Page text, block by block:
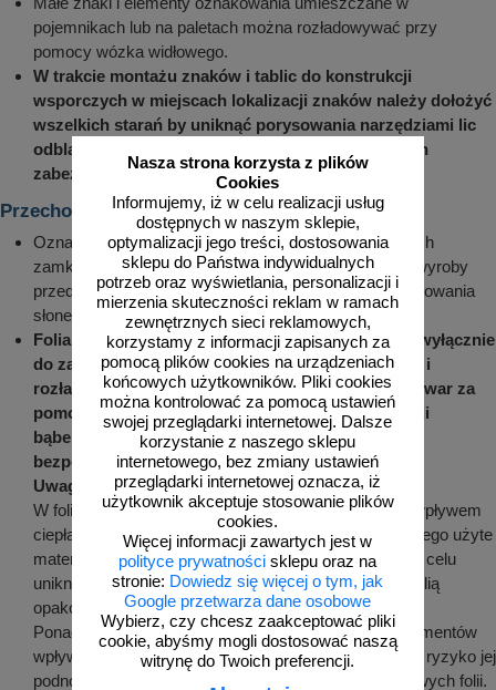
Nasza strona korzysta z plików
Cookies
Informujemy, iż w celu realizacji usług
dostępnych w naszym sklepie,
optymalizacji jego treści, dostosowania
sklepu do Państwa indywidualnych
potrzeb oraz wyświetlania, personalizacji i
mierzenia skuteczności reklam w ramach
zewnętrznych sieci reklamowych,
korzystamy z informacji zapisanych za
pomocą plików cookies na urządzeniach
końcowych użytkowników. Pliki cookies
można kontrolować za pomocą ustawień
swojej przeglądarki internetowej. Dalsze
korzystanie z naszego sklepu
internetowego, bez zmiany ustawień
przeglądarki internetowej oznacza, iż
użytkownik akceptuje stosowanie plików
cookies.
Więcej informacji zawartych jest w
polityce prywatności sklepu oraz na
stronie: Dowiedz się więcej o tym, jak
Google przetwarza dane osobowe
Wybierz, czy chcesz zaakceptować pliki
cookie, abyśmy mogli dostosować naszą
witrynę do Twoich preferencji.
pojemnikach lub na paletach można rozładowywać przy
pomocy wózka widłowego.
W trakcie montażu znaków i tablic do konstrukcji
wsporczych w miejscach lokalizacji znaków należy dołożyć
wszelkich starań by uniknąć porysowania narzędziami lic
odblaskowych tablic, powłok lakierniczych i innych
zabezpieczeń antykorozyjnych.
Przechowywanie (składowanie)
Oznakowanie powinno być składowane w magazynach
zamkniętych lub zadaszonych wiatach, chroniących wyroby
przed deszczem lub nadmiernym działaniem promieniowania
słonecznego.
Folia, w którą pakowany jest element służy tylko i wyłącznie
do zabezpieczenia elementów w czasie transportu i
rozładunku. W żadnym wypadku zabezpieczony towar za
pomocą: przekładek gąbkowych, kartonowych, folii
bąbelkowych oraz folii typu stretch nie nadaje się
bezpośrednio do długiego składowania.
Uwaga
W foliach znajdują się związki chemiczne, które pod wpływem
ciepła i wilgoci mogą odbarwić powłokę malarską, dlatego użyte
materiały opakowaniowe muszą być doszczelnione w celu
uniknięcia kondensacji wilgoci pomiędzy powłoką, a folią
opakowaniową.
Ponadto kondensacja pary wodnej na powierzchni elementów
wpływa niekorzystnie na folię odblaskową, stwarzając ryzyko jej
podnoszenia oraz pogorszenia właściwości odblaskowych folii.